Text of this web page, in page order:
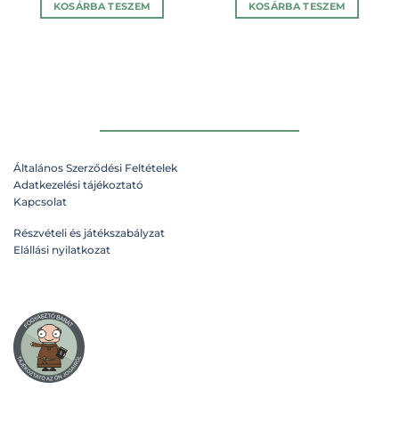
KOSÁRBA TESZEM KOSÁRBA TESZEM
Általános Szerződési Feltételek
Adatkezelési tájékoztató
Kapcsolat
Részvételi és játékszabályzat
Elállási nyilatkozat